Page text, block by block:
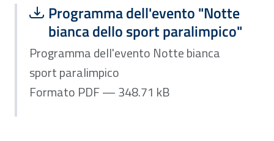
Scarica file:
Programma dell'evento "Notte
bianca dello sport paralimpico"
Formato PDF — Dimensione 348.71 kB
Programma dell'evento Notte bianca
sport paralimpico
Formato PDF — 348.71 kB